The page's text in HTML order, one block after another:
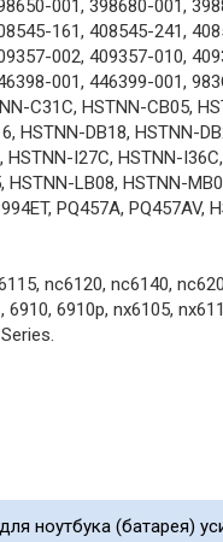
001, 398680-001,
161, 408545-241,
002, 409357-010,
001, 446399-001,
C31C, HSTNN-CB05,
HSTNN-DB18, HSTNN-
I27C, HSTNN-
LB08, HSTNN-
PQ457A, PQ457AV,
nc6120, nc6140,
6910p, nx6105,
ноутбука (батарея)